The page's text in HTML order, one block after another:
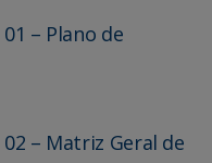
– Plano de
02 – Matriz Geral de